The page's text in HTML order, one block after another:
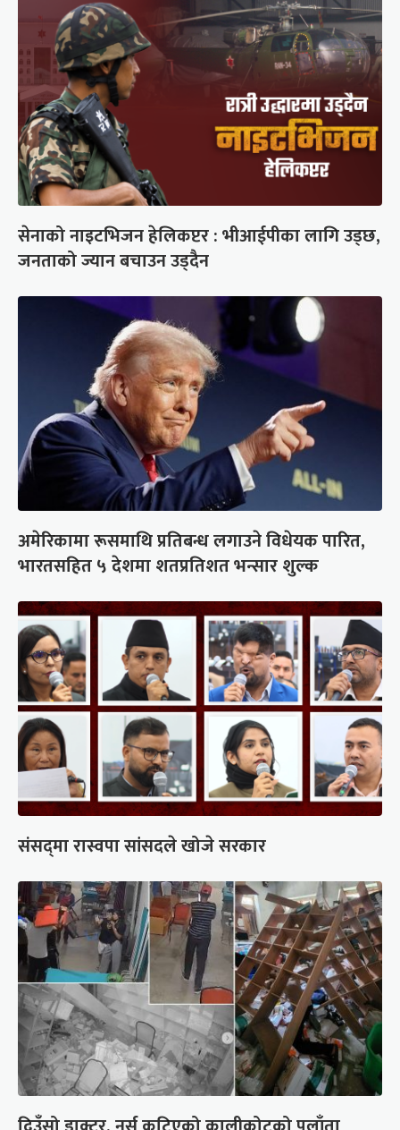
सेनाको नाइटभिजन हेलिकप्टर : भीआईपीका लागि उड्छ,
जनताको ज्यान बचाउन उड्दैन
अमेरिकामा रूसमाथि प्रतिबन्ध लगाउने विधेयक पारित,
भारतसहित ५ देशमा शतप्रतिशत भन्सार शुल्क
संसद्‍मा रास्वपा सांसदले खोजे सरकार